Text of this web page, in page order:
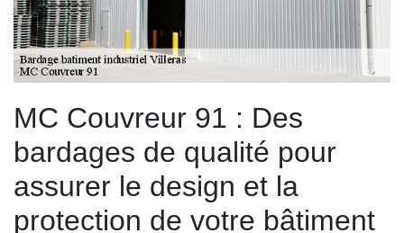
MC Couvreur 91 : Des
bardages de qualité pour
assurer le design et la
protection de votre bâtiment